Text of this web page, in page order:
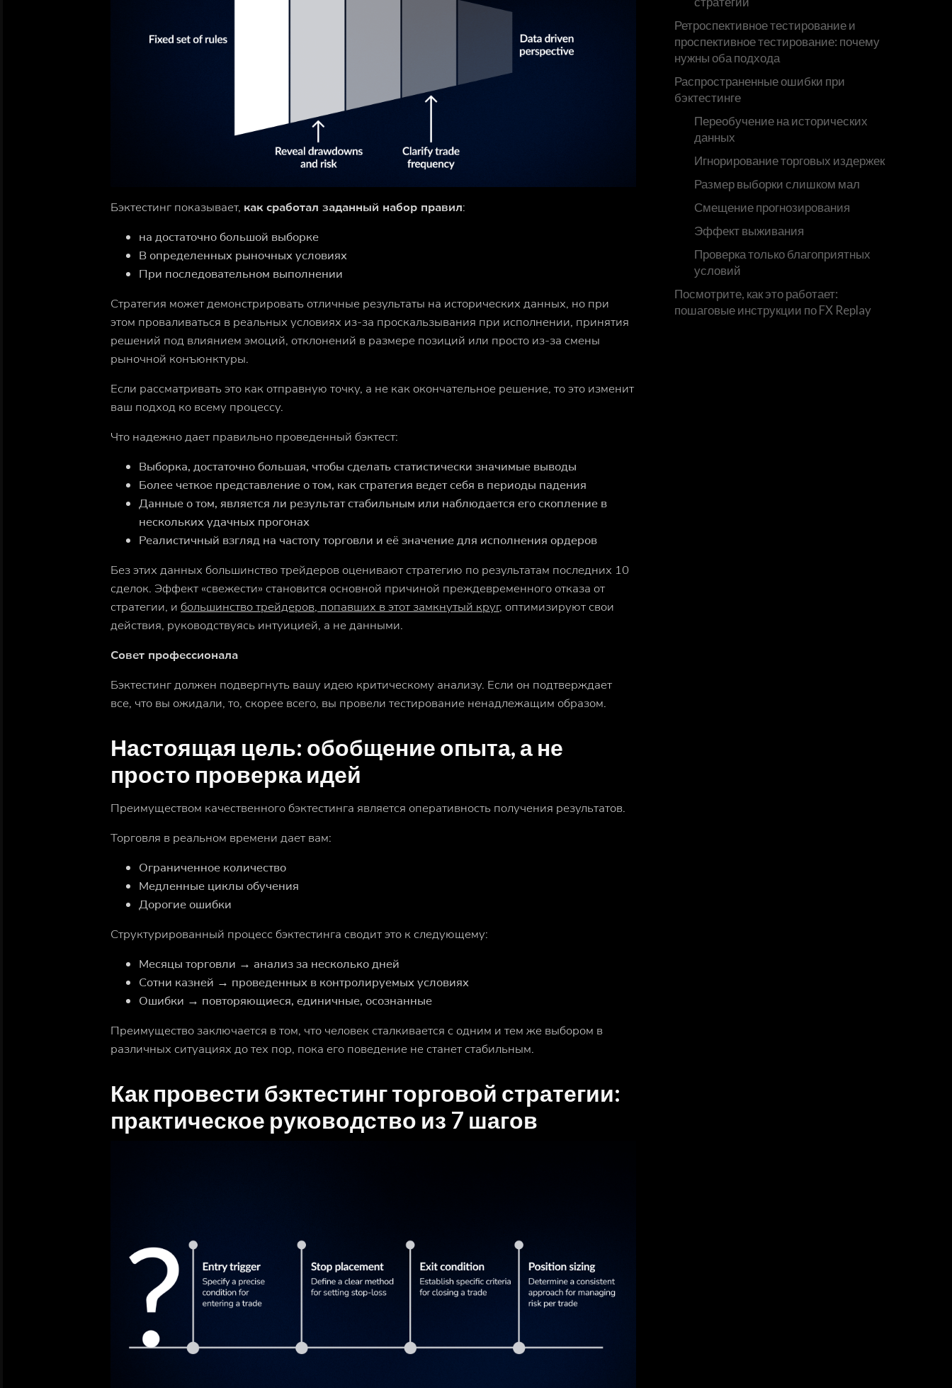
Бэктестинг показывает, как сработал заданный набор правил:
на достаточно большой выборке
В определенных рыночных условиях
При последовательном выполнении
Стратегия может демонстрировать отличные результаты на исторических данных, но при
этом проваливаться в реальных условиях из-за проскальзывания при исполнении, принятия
решений под влиянием эмоций, отклонений в размере позиций или просто из-за смены
рыночной конъюнктуры.
Если рассматривать это как отправную точку, а не как окончательное решение,то это изменит
ваш подход ко всему процессу.
Что надежно дает правильно проведенный бэктест:
Выборка, достаточно большая, чтобы сделать статистически значимые выводы
Более четкое представление о том, как стратегия ведет себя в периоды падения
Данные о том, является ли результат стабильным или наблюдается его скопление в
нескольких удачных прогонах
Реалистичный взгляд на частоту торговли и её значение для исполнения ордеров
Без этих данных большинство трейдеров оценивают стратегию по результатам последних 10
сделок. Эффект «свежести» становится основной причиной преждевременного отказа от
стратегии, и большинство трейдеров, попавших в этот замкнутый круг, оптимизируют свои
действия, руководствуясь интуицией, а не данными.
Совет профессионала
Бэктестинг должен подвергнуть вашу идею критическому анализу. Если он подтверждает
все, что вы ожидали, то, скорее всего, вы провели тестирование ненадлежащим образом.
Настоящая цель: обобщение опыта, а не
просто проверка идей
Преимуществом качественного бэктестинга является оперативность получения результатов.
Торговля в реальном времени дает вам:
Ограниченное количество
Медленные циклы обучения
Дорогие ошибки
Структурированный процесс бэктестинга сводит это к следующему:
Месяцы торговли → анализ за несколько дней
Сотни казней → проведенных в контролируемых условиях
Ошибки → повторяющиеся, единичные, осознанные
Преимущество заключается в том, что человек сталкивается с одним и тем же выбором в
различных ситуациях до тех пор, пока его поведение не станет стабильным.
Как провести бэктестинг торговой стратегии:
практическое руководство из 7 шагов
Ретроспективное тестирование и
проспективное тестирование: почему
нужны оба подхода
Распространенные ошибки при
бэктестинге
Переобучение на исторических
данных
Игнорирование торговых издержек
Размер выборки слишком мал
Смещение прогнозирования
Эффект выживания
Проверка только благоприятных
условий
Посмотрите, как это работает:
пошаговые инструкции по FX Replay